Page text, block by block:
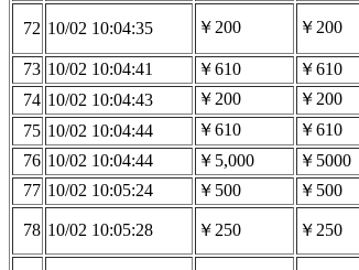
72 10/02 10:04:35 ￥200 ￥200
73 10/02 10:04:41 ￥610 ￥610
74 10/02 10:04:43 ￥200 ￥200
75 10/02 10:04:44 ￥610 ￥610
76 10/02 10:04:44 ￥5,000 ￥5000
77 10/02 10:05:24 ￥500 ￥500
78 10/02 10:05:28 ￥250 ￥250